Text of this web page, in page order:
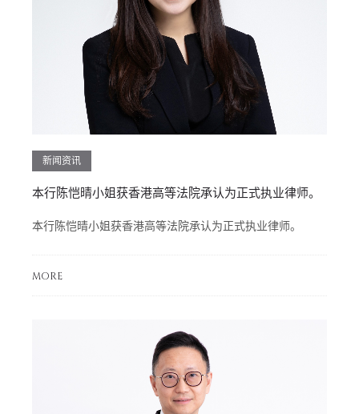
新闻资讯
本行陈恺晴小姐获香港高等法院承认为正式执业律师。
本行陈恺晴小姐获香港高等法院承认为正式执业律师。
MORE